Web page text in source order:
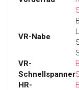
VR-Nabe
VR-
Schnellspanner
HR-